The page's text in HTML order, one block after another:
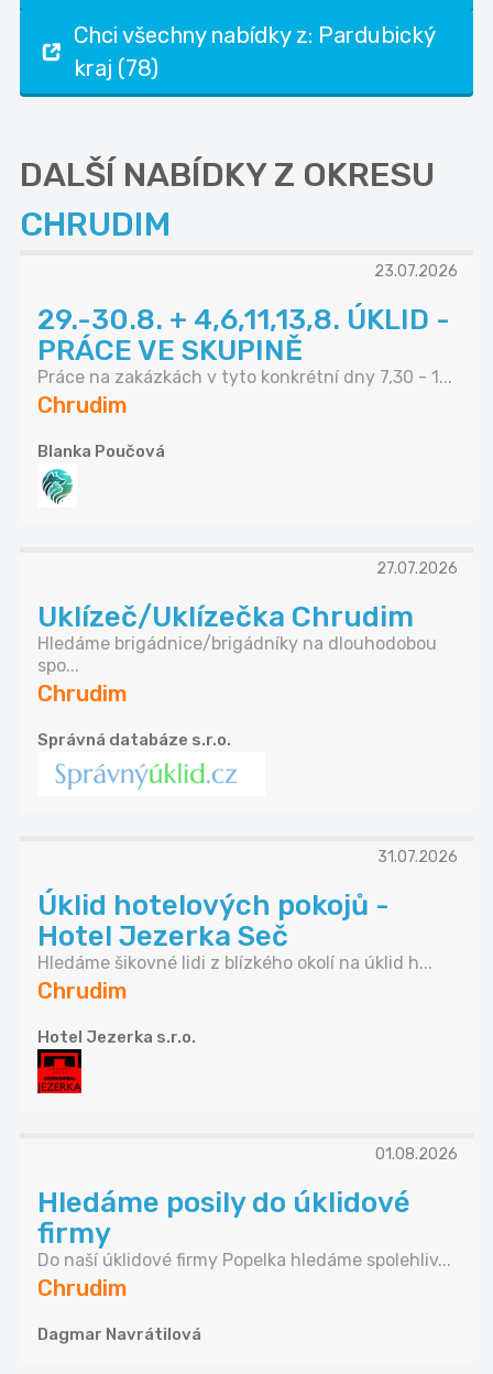
Chci všechny nabídky z: Pardubický
kraj (78)
DALŠÍ NABÍDKY Z OKRESU
CHRUDIM
23.07.2026
29.-30.8. + 4,6,11,13,8. ÚKLID -
PRÁCE VE SKUPINĚ
Práce na zakázkách v tyto konkrétní dny 7,30 - 1...
Chrudim
Blanka Poučová
27.07.2026
Uklízeč/Uklízečka Chrudim
Hledáme brigádnice/brigádníky na dlouhodobou
spo...
Chrudim
Správná databáze s.r.o.
31.07.2026
Úklid hotelových pokojů -
Hotel Jezerka Seč
Hledáme šikovné lidi z blízkého okolí na úklid h...
Chrudim
Hotel Jezerka s.r.o.
01.08.2026
Hledáme posily do úklidové
firmy
Do naší úklidové firmy Popelka hledáme spolehliv...
Chrudim
Dagmar Navrátilová